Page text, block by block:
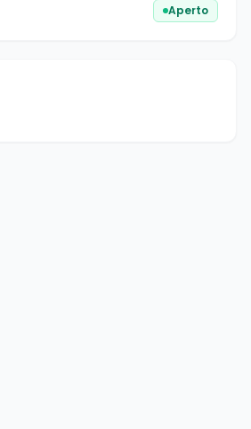
Aperto